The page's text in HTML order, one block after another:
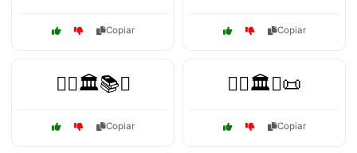
Copiar Copiar
👨‍⚖️🏛️📚⚖️
Copiar
👨‍⚖️🏛️⚖️📜
Copiar